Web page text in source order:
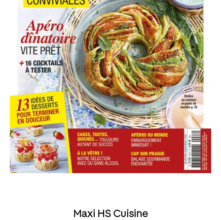
Maxi HS Cuisine